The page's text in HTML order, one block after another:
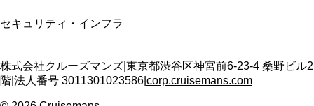
セキュリティ・インフラ
株式会社クルーズマンズ 東京都渋谷区神宮前6-23-4 桑野ビル2
階 法人番号 3011301023586 corp.cruisemans.com